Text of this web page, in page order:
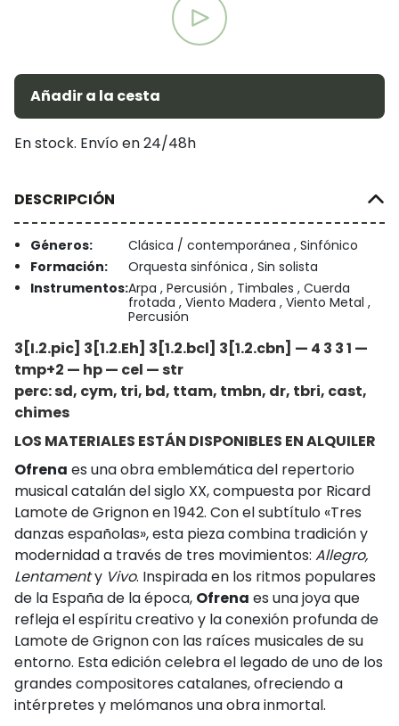
Añadir a la cesta
En stock. Envío en 24/48h
DESCRIPCIÓN
Géneros:
Clásica / contemporánea , Sinfónico
Formación:
Orquesta sinfónica , Sin solista
Instrumentos:Arpa , Percusión , Timbales , Cuerda
frotada , Viento Madera , Viento Metal ,
Percusión
3[I.2.pic] 3[1.2.Eh] 3[1.2.bcl] 3[1.2.cbn] — 4 3 3 1 —
tmp+2 — hp— cel — str
perc: sd, cym, tri, bd, ttam, tmbn, dr, tbri, cast,
chimes
LOS MATERIALES ESTÁN DISPONIBLES EN ALQUILER
Ofrena es una obra emblemática del repertorio
musical catalán del siglo XX, compuesta por Ricard
Lamote de Grignon en 1942. Con el subtítulo «Tres
danzas españolas», esta pieza combina tradición y
modernidad a través de tres movimientos: Allegro,
Lentamenty Vivo. Inspirada en los ritmos populares
de la España de la época, Ofrena es una joya que
refleja el espíritu creativo y la conexión profunda de
Lamote de Grignon con las raíces musicales de su
entorno. Esta edición celebra el legado de uno de los
grandes compositores catalanes, ofreciendo a
intérpretes y melómanos una obra inmortal.